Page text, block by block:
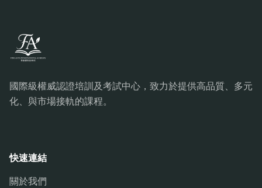
國際級權威認證培訓及考試中心，致力於提供高品質、多元
化、與市場接軌的課程。
快速連結
關於我們